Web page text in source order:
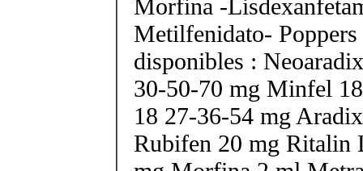
Morfina -
Metilfenidato-
disponibles :
30-50-70 mg Minfel
18 27-36-54 mg
Rubifen 20 mg Ritalin